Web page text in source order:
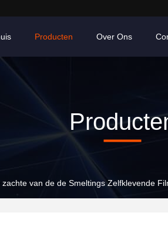
Producten Over Ons
zachte van de de Smeltings Zelfklevende